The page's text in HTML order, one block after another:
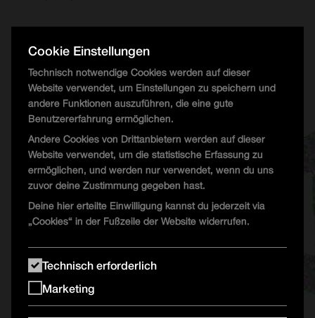
ORSON
DJ Hops
FoxMind
Cookie Einstellungen
Technisch notwendige Cookies werden auf dieser
Website verwendet, um Einstellungen zu speichern und
andere Funktionen auszuführen, die eine gute
Benutzererfahrung ermöglichen.
Andere Cookies von Drittanbietern werden auf dieser
Website verwendet, um die statistische Erfassung zu
ermöglichen, und werden nur verwendet, wenn du uns
zuvor deine Zustimmung gegeben hast.
Deine hier erteilte Einwilligung kannst du jederzeit via
„Cookies“ in der Fußzeile der Website widerrufen.
Technisch erforderlich
Marketing